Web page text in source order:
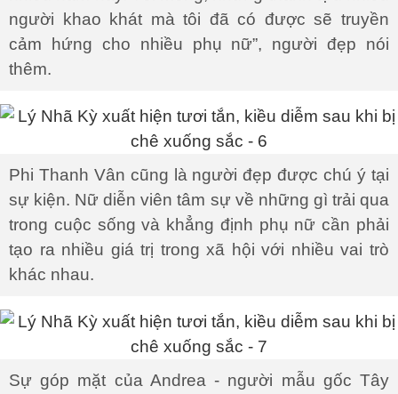
người khao khát mà tôi đã có được sẽ truyền
cảm hứng cho nhiều phụ nữ”, người đẹp nói
thêm.
Phi Thanh Vân cũng là người đẹp được chú ý tại
sự kiện. Nữ diễn viên tâm sự về những gì trải qua
trong cuộc sống và khẳng định phụ nữ cần phải
tạo ra nhiều giá trị trong xã hội với nhiều vai trò
khác nhau.
Sự góp mặt của Andrea - người mẫu gốc Tây